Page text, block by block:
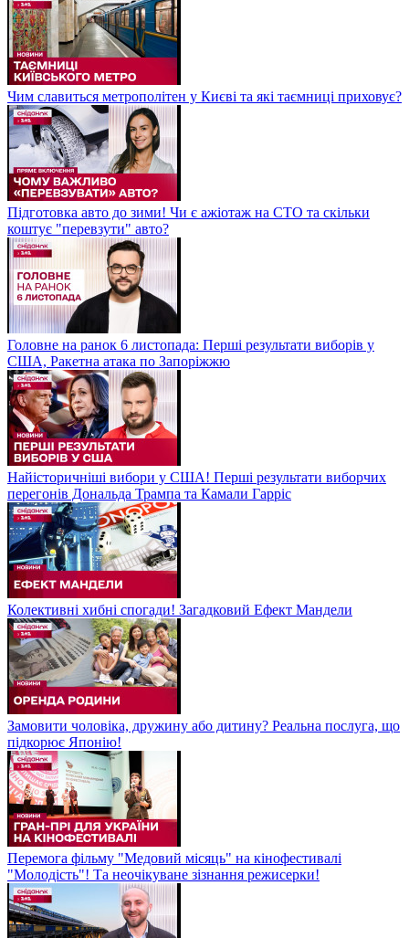
Чим славиться метрополітен у Києві та які таємниці приховує?
Підготовка авто до зими! Чи є ажіотаж на СТО та скільки
коштує "перевзути" авто?
Головне на ранок 6 листопада: Перші результати виборів у
США, Ракетна атака по Запоріжжю
Найісторичніші вибори у США! Перші результати виборчих
перегонів Дональда Трампа та Камали Гарріс
Колективні хибні спогади! Загадковий Ефект Мандели
Замовити чоловіка, дружину або дитину? Реальна послуга, що
підкорює Японію!
Перемога фільму "Медовий місяць" на кінофестивалі
"Молодість"! Та неочікуване зізнання режисерки!